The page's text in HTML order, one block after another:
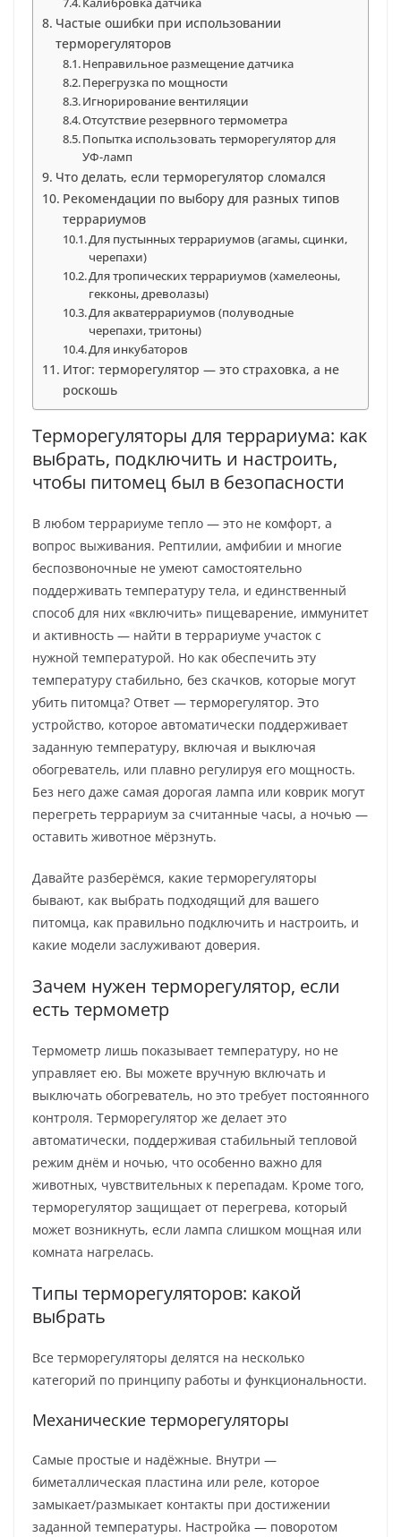
Частые ошибки при использовании
терморегуляторов
Неправильное размещение датчика
Перегрузка по мощности
Игнорирование вентиляции
Отсутствие резервного термометра
Попытка использовать терморегулятор для
УФ-ламп
Что делать, если терморегулятор сломался
Рекомендации по выбору для разных типов
террариумов
Для пустынных террариумов (агамы, сцинки,
черепахи)
Для тропических террариумов (хамелеоны,
гекконы, древолазы)
Для акватеррариумов (полуводные
черепахи, тритоны)
Для инкубаторов
Итог: терморегулятор — это страховка, а не
роскошь
Терморегуляторы для террариума: как
выбрать, подключить и настроить,
чтобы питомец был в безопасности
В любом террариуме тепло — это не комфорт, а
вопрос выживания. Рептилии, амфибии и многие
беспозвоночные не умеют самостоятельно
поддерживать температуру тела, и единственный
способ для них «включить» пищеварение, иммунитет
и активность — найти в террариуме участок с
нужной температурой. Но как обеспечить эту
температуру стабильно, без скачков, которые могут
убить питомца? Ответ — терморегулятор. Это
устройство, которое автоматически поддерживает
заданную температуру, включая и выключая
обогреватель, или плавно регулируя его мощность.
Без него даже самая дорогая лампа или коврик могут
перегреть террариум за считанные часы, а ночью —
оставить животное мёрзнуть.
Давайте разберёмся, какие терморегуляторы
бывают, как выбрать подходящий для вашего
питомца, как правильно подключить и настроить, и
какие модели заслуживают доверия.
Зачем нужен терморегулятор, если
есть термометр
Термометр лишь показывает температуру, но не
управляет ею. Вы можете вручную включать и
выключать обогреватель, но это требует постоянного
контроля. Терморегулятор же делает это
автоматически, поддерживая стабильный тепловой
режим днём и ночью, что особенно важно для
животных, чувствительных к перепадам. Кроме того,
терморегулятор защищает от перегрева, который
может возникнуть, если лампа слишком мощная или
комната нагрелась.
Типы терморегуляторов: какой
выбрать
Все терморегуляторы делятся на несколько
категорий по принципу работы и функциональности.
Механические терморегуляторы
Самые простые и надёжные. Внутри —
биметаллическая пластина или реле, которое
замыкает/размыкает контакты при достижении
заданной температуры. Настройка — поворотом